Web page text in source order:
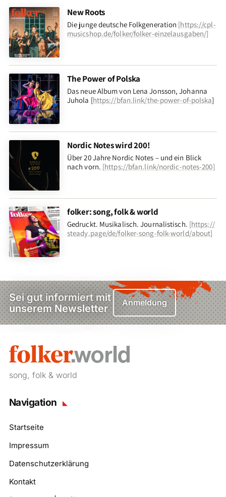
New Roots
Die junge deutsche Folkgeneration [https://cpl-
musicshop.de/folker/folker-einzelausgaben/]
The Power of Polska
Das neue Album von Lena Jonsson, Johanna
Juhola [https://bfan.link/the-power-of-polska]
Nordic Notes wird 200!
Über 20 Jahre Nordic Notes – und ein Blick
nach vorn. [https://bfan.link/nordic-notes-200]
folker: song, folk & world
Gedruckt. Musikalisch. Journalistisch. [https://
steady.page/de/folker-song-folk-world/about]
Sei gut informiert mit
unserem Newsletter
Anmeldung
song, folk & world
Navigation
Startseite
Impressum
Datenschutzerklärung
Kontakt